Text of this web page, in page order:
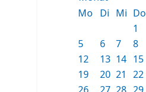
Mo
Di Mi Do
1
5
6 7 8
12
13 14 15
19
20 21 22